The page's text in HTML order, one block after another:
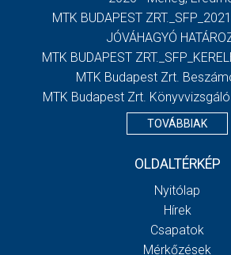
MTK BUDAPEST
JÓVÁHAGYÓ
MTK BUDAPEST
MTK Budapest Zrt.
MTK Budapest Zrt.
TOVÁBBIAK
OLDALTÉRKÉP
Nyitólap
Hírek
Csapatok
Mérkőzések